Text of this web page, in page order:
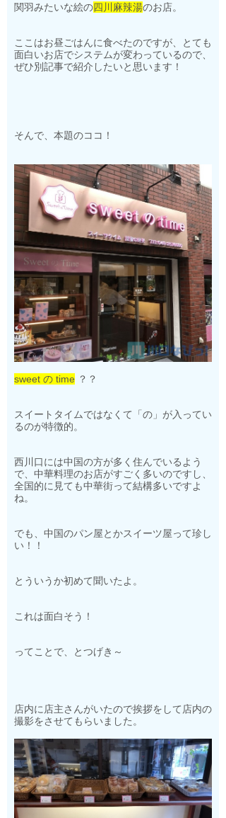
関羽みたいな絵の四川麻辣湯のお店。
ここはお昼ごはんに食べたのですが、とても
面白いお店でシステムが変わっているので、
ぜひ別記事で紹介したいと思います！
そんで、本題のココ！
sweet の time ？？
スイートタイムではなくて「の」が入ってい
るのが特徴的。
西川口には中国の方が多く住んでいるよう
で、中華料理のお店がすごく多いのですし、
全国的に見ても中華街って結構多いですよ
ね。
でも、中国のパン屋とかスイーツ屋って珍し
い！！
とういうか初めて聞いたよ。
これは面白そう！
ってことで、とつげき～
店内に店主さんがいたので挨拶をして店内の
撮影をさせてもらいました。